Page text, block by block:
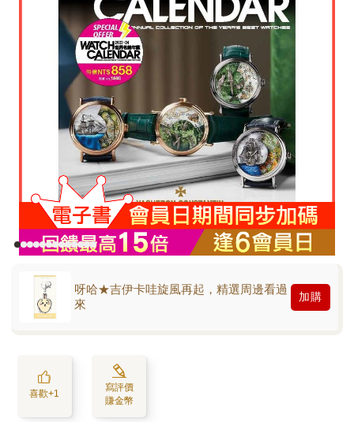
呀哈★吉伊卡哇旋風再起，精選周邊看過
來
加購
喜歡+1
寫評價
賺金幣